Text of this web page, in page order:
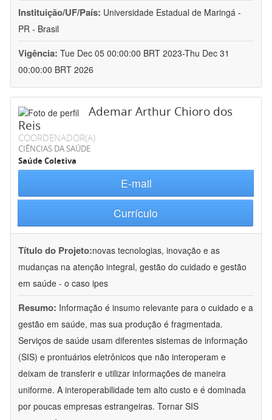
Instituição/UF/País: Universidade Estadual de Maringá -
PR - Brasil
Vigência: Tue Dec 05 00:00:00 BRT 2023-Thu Dec 31
00:00:00 BRT 2026
Ademar Arthur Chioro dos
Reis
COORDENADOR(A)
CIÊNCIAS DA SAÚDE
Saúde Coletiva
E-mail
Currículo
Título do Projeto:novas tecnologias, inovação e as
mudanças na atenção integral, gestão do cuidado e gestão
em saúde - o caso ipes
Resumo: Informação é insumo relevante para o cuidado e a
gestão em saúde, mas sua produção é fragmentada.
Serviços de saúde usam diferentes sistemas de informação
(SIS) e prontuários eletrônicos que não interoperam e
deixam de transferir e utilizar informações de maneira
uniforme. A interoperabilidade tem alto custo e é dominada
por poucas empresas estrangeiras. Tornar SIS